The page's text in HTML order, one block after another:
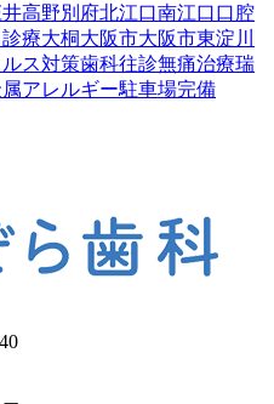
井高野別府北江口南江口口腔
療大桐大阪市大阪市東淀川
ス対策歯科往診無痛治療瑞
アレルギー駐車場完備